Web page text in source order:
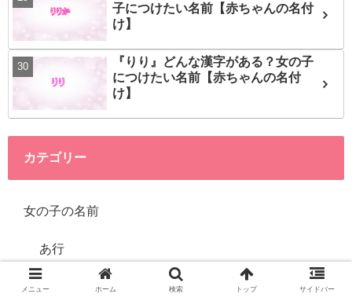
子につけたい名前【赤ちゃんの名付
け】
『りり』どんな漢字がある？女の子
につけたい名前【赤ちゃんの名付
け】
カテゴリー
女の子の名前
あ行
か行
メニュー ホーム 検索 トップ サイドバー